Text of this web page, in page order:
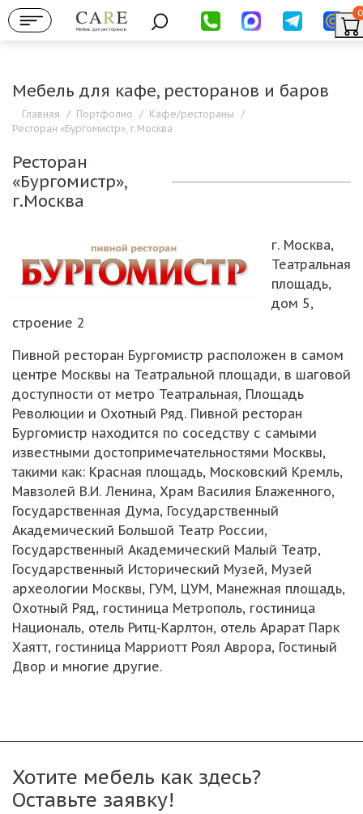
Мебель для ресторанов
0
Мебель для кафе, ресторанов и баров
Главная / Портфолио / Кафе/рестораны /
Ресторан «Бургомистр», г.Москва
Ресторан
«Бургомистр»,
г.Москва
г. Москва,
Театральная
площадь,
дом 5,
строение 2
Пивной ресторан Бургомистр расположен в самом
центре Москвы на Театральной площади, в шаговой
доступности от метро Театральная, Площадь
Революции и Охотный Ряд. Пивной ресторан
Бургомистр находится по соседству с самыми
известными достопримечательностями Москвы,
такими как: Красная площадь, Московский Кремль,
Мавзолей В.И. Ленина, Храм Василия Блаженного,
Государственная Дума, Государственный
Академический Большой Театр России,
Государственный Академический Малый Театр,
Государственный Исторический Музей, Музей
археологии Москвы, ГУМ, ЦУМ, Манежная площадь,
Охотный Ряд, гостиница Метрополь, гостиница
Националь, отель Ритц-Карлтон, отель Арарат Парк
Хаятт, гостиница Марриотт Роял Аврора, Гостиный
Двор и многие другие.
Хотите мебель как здесь?
Оставьте заявку!